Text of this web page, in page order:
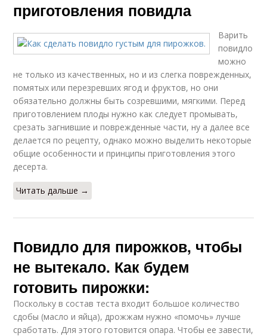
Повидло из слив
Повидла из сливы Повидла из яблок
Повидло для пирога
Повидло со
сгущенкой
Повидло в духовке
Яблочная заготовка Повидло с лимоном
приготовления повидла
Варить
повидло
можно
не только из качественных, но и из слегка поврежденных,
помятых или перезревших ягод и фруктов, но они
обязательно должны быть созревшими, мягкими. Перед
приготовлением плоды нужно как следует промывать,
срезать загнившие и поврежденные части, ну а далее все
делается по рецепту, однако можно выделить некоторые
общие особенности и принципы приготовления этого
десерта.
Читать дальше →
Повидло для пирожков, чтобы
не вытекало. Как будем
готовить пирожки:
Поскольку в состав теста входит большое количество
сдобы (масло и яйца), дрожжам нужно «помочь» лучше
сработать. Для этого готовится опара. Чтобы ее завести,